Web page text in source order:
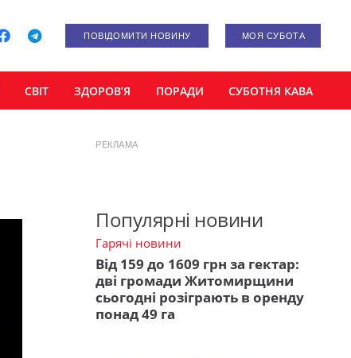
ПОВІДОМИТИ НОВИНУ МОЯ СУБОТА
СВІТ ЗДОРОВ’Я ПОРАДИ СУБОТНЯ КАВА
РЕКЛАМА
Популярні новини
Гарячі новини
Від 159 до 1609 грн за гектар:
дві громади Житомирщини
сьогодні розіграють в оренду
понад 49 га